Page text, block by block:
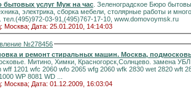
бытовых услуг Муж на час . Зеленоградское Бюро бытовых услуг
электрика, сборка мебели, столярные работы и
офис. тел.(495)972-03-91,(495)767-17-10, www.domovoymsk.ru
Москва; Дата: 25.01.2010, 14:14:03
№278456
и ремонт стиральных машин. Москва,
Митино, Химки, Красногорск,Солнцево. замена УБЛ - 1800-3000р +7-495-510-9282
wff 1201 wfc 2060 wfo 2065 wfg 2060 wfk 2830 wet 2820 wft
WP 8081 WD ...
Москва; Дата: 01.12.2009, 16:03:04